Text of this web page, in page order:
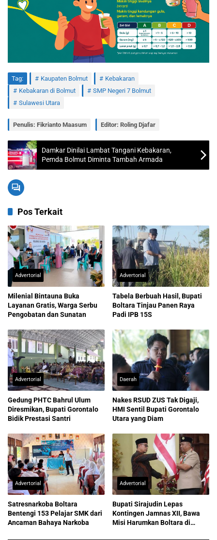
Tag: Kaupaten Bolmut
Kebakaran
Kebakaran di Bolmut
SMP Negeri 7 Bolmut
Sulawesi Utara
Penulis: Fikrianto Maasum Editor: Roling Djafar
Damkar Dinilai Lambat Tangani Kebakaran,
Pemda Bolmut Diminta Tambah Armada
Pos Terkait
Advertorial
Milenial Bintauna Buka
Layanan Gratis, Warga Serbu
Pengobatan dan Sunatan
Advertorial
Tabela Berbuah Hasil, Bupati
Boltara Tinjau Panen Raya
Padi IPB 15S
Advertorial
Gedung PHTC Bahrul Ulum
Diresmikan, Bupati Gorontalo
Bidik Prestasi Santri
Daerah
Nakes RSUD ZUS Tak Digaji,
HMI Sentil Bupati Gorontalo
Utara yang Diam
Advertorial
Satresnarkoba Boltara
Bentengi 153 Pelajar SMK dari
Ancaman Bahaya Narkoba
Advertorial
Bupati Sirajudin Lepas
Kontingen Jamnas XII, Bawa
Misi Harumkan Boltara di